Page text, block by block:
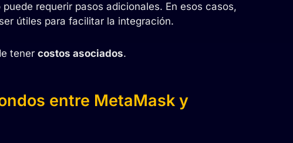
requerir pasos adicionales. En esos casos,
útiles para facilitar la integración.
tener costos asociados.
entre MetaMask y